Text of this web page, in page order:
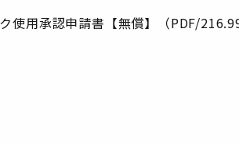
使用承認申請書【無償】（PDF/